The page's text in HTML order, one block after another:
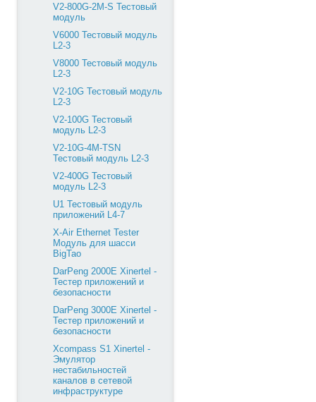
V2-800G-2M-S Тестовый
модуль
V6000 Тестовый модуль
L2-3
V8000 Тестовый модуль
L2-3
V2-10G Тестовый модуль
L2-3
V2-100G Тестовый
модуль L2-3
V2-10G-4M-TSN
Тестовый модуль L2-3
V2-400G Тестовый
модуль L2-3
U1 Тестовый модуль
приложений L4-7
X-Air Ethernet Tester
Модуль для шасси
BigTao
DarPeng 2000E Xinertel -
Тестер приложений и
безопасности
DarPeng 3000E Xinertel -
Тестер приложений и
безопасности
Xcompass S1 Xinertel -
Эмулятор
нестабильностей
каналов в сетевой
инфраструктуре